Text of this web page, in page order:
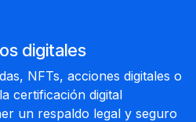
digitales
NFTs, acciones digitales o
certificación digital
un respaldo legal y seguro